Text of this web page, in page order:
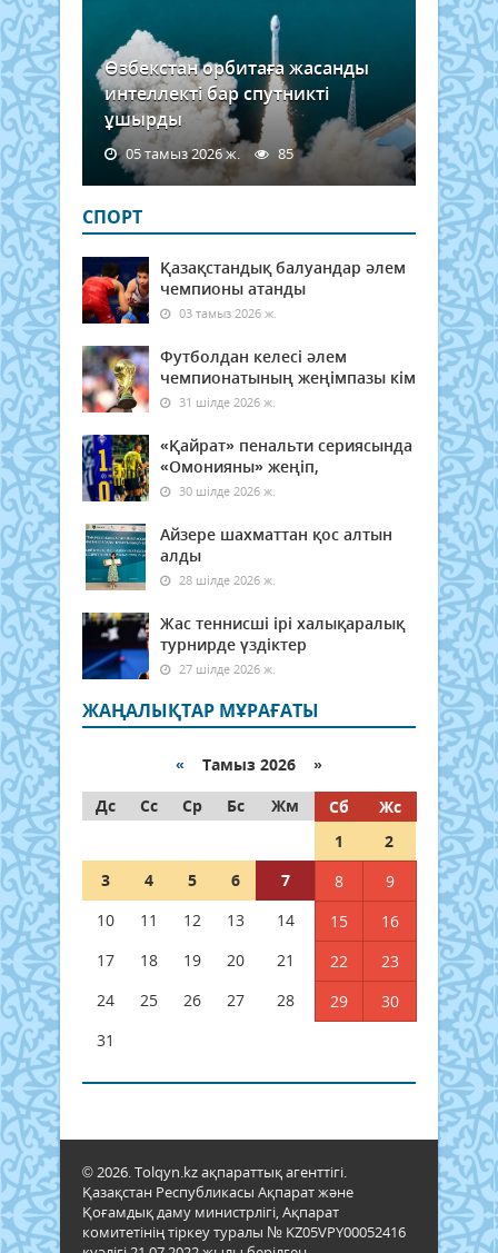
Өзбекстан орбитаға жасанды
интеллекті бар спутникті
ұшырды
05 тамыз 2026 ж. 85
СПОРТ
Қазақстандық балуандар әлем
чемпионы атанды
03 тамыз 2026 ж.
Футболдан келесі әлем
чемпионатының жеңімпазы кім
31 шілде 2026 ж.
«Қайрат» пенальти сериясында
«Омонияны» жеңіп,
30 шілде 2026 ж.
Айзере шахматтан қос алтын
алды
28 шілде 2026 ж.
Жас теннисші ірі халықаралық
турнирде үздіктер
27 шілде 2026 ж.
ЖАҢАЛЫҚТАР МҰРАҒАТЫ
« Тамыз 2026 »
Дс
Сс Ср Бс Жм Сб
Жс
1
2
3
4 5 6 7 8
9
10
11 12 13 14 15
16
17
18 19 20 21 22
23
24
25 26 27 28 29
30
31
© 2026. Tolqyn.kz ақпараттық агенттігі.
Қазақстан Республикасы Ақпарат және
Қоғамдық даму министрлігі, Ақпарат
комитетінің тіркеу туралы № KZ05VPY00052416